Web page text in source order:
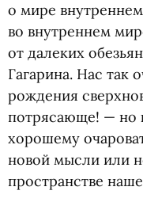
о мире
во внутреннем
от далеких
Гагарина. Нас так
рождения
потрясающе! — но
хорошему
новой мысли или
пространстве